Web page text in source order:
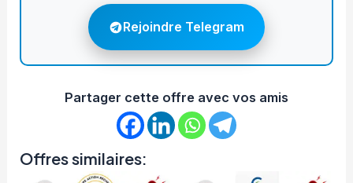
Rejoindre Telegram
Partager cette offre avec vos amis
Offres similaires: